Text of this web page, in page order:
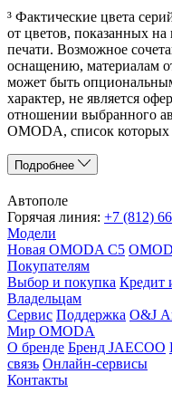
³ Фактические цвета
от цветов, показанных на
печати. Возможное
оснащению, материалам
может быть
характер, не является
отношении выбранного
OMODA, список которых
Подробнее
Автополе
Горячая линия: +7 (812)
Модели
Новая OMODA C5
Покупателям
Выбор и покупка Кредит
Владельцам
Сервис Поддержка O&J
Мир OMODA
О бренде Бренд JAECOO
связь Онлайн-сервисы
Контакты